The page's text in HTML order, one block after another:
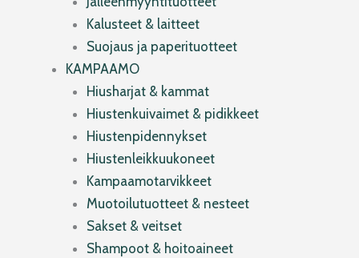
Kalusteet & laitteet
Suojaus ja paperituotteet
KAMPAAMO
Hiusharjat & kammat
Hiustenkuivaimet & pidikkeet
Hiustenpidennykset
Hiustenleikkuukoneet
Kampaamotarvikkeet
Muotoilutuotteet & nesteet
Sakset & veitset
Shampoot & hoitoaineet